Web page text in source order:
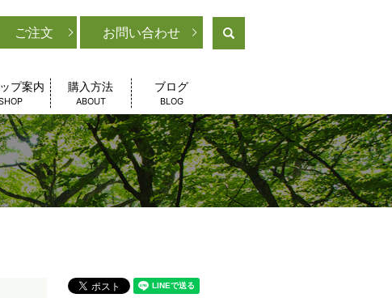
ご注文 お問い合わせ
プ案内 購入方法
ABOUT
ブログ
BLOG